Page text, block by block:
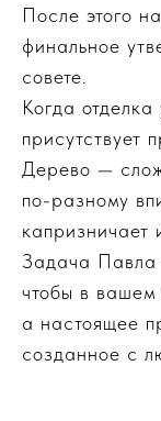
После этого
финальное
совете.
Когда
присутствует
Дерево —
по-разному
капризничает
Задача Павла
чтобы в вашем
а настоящее
созданное с